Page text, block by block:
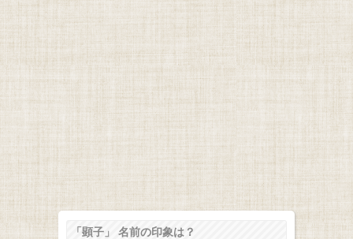
「顕子」 名前の印象は？